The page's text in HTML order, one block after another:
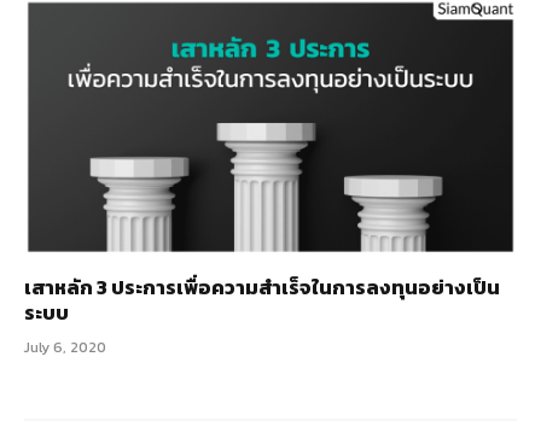
เสาหลัก 3 ประการเพื่อความสำเร็จในการลงทุนอย่างเป็น
ระบบ
July 6, 2020